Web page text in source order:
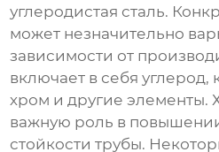
углеродистая сталь.
может незначительно
зависимости от
включает в себя
хром и другие элементы.
важную роль в
стойкости трубы.